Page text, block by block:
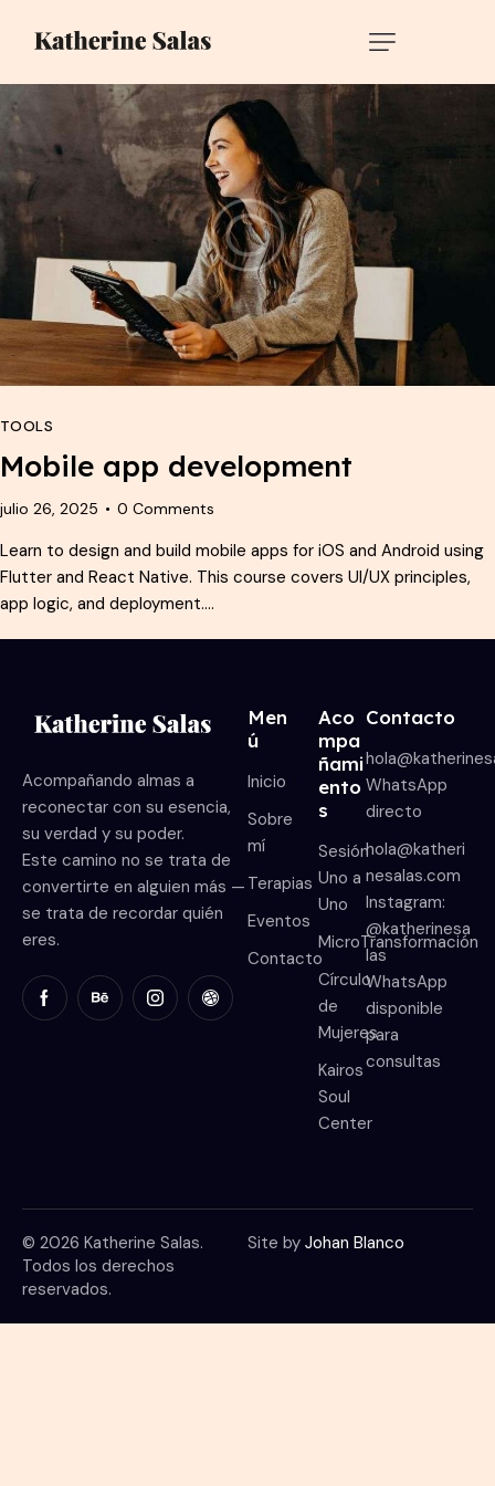
TOOLS
Mobile app development
julio 26, 2025 0 Comments
Learn to design and build mobile apps for iOS and Android using
Flutter and React Native. This course covers UI/UX principles,
app logic, and deployment.…
Acompañando almas a
reconectar con su esencia,
su verdad y su poder.
Este camino no se trata de
convertirte en alguien más —
se trata de recordar quién
eres.
Men
ú
Inicio
Sobre
mí
Terapias
Eventos
Contacto
Aco
mpa
ñami
ento
s
Sesión
Uno a
Uno
MicroTransformación
Círculo
de
Mujeres
Kairos
Soul
Center
Contacto
WhatsApp
directo
hola@katheri
nesalas.com
Instagram:
@katherinesa
las
WhatsApp
disponible
para
consultas
© 2026 Katherine Salas.
Todos los derechos
reservados.
Site by Johan Blanco